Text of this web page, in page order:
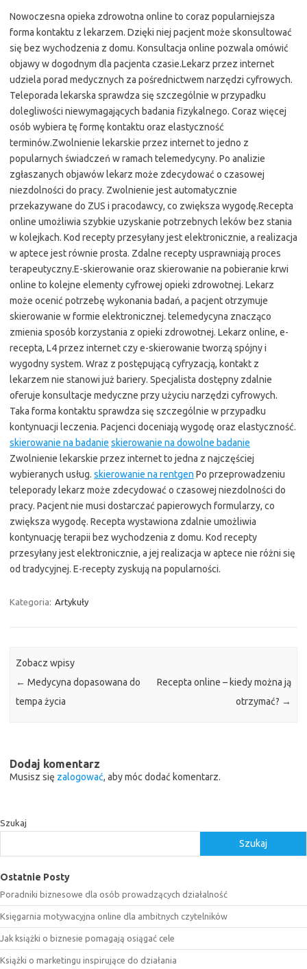
Nowoczesna opieka zdrowotna online to coraz popularniejsza
forma kontaktu z lekarzem. Dzięki niej pacjent może skonsultować
się bez wychodzenia z domu. Konsultacja online pozwala omówić
objawy w dogodnym dla pacjenta czasie.Lekarz przez internet
udziela porad medycznych za pośrednictwem narzędzi cyfrowych.
Teleporada lekarska sprawdza się szczególnie w przypadku
dolegliwości niewymagających badania fizykalnego. Coraz więcej
osób wybiera tę formę kontaktu oraz elastyczność
terminów.Zwolnienie lekarskie przez internet to jedno z
popularnych świadczeń w ramach telemedycyny. Po analizie
zgłaszanych objawów lekarz może zdecydować o czasowej
niezdolności do pracy. Zwolnienie jest automatycznie
przekazywane do ZUS i pracodawcy, co zwiększa wygodę.Recepta
online umożliwia szybkie uzyskanie potrzebnych leków bez stania
w kolejkach. Kod recepty przesyłany jest elektronicznie, a realizacja
w aptece jest równie prosta. Zdalne recepty usprawniają proces
terapeutyczny.E-skierowanie oraz skierowanie na pobieranie krwi
online to kolejne elementy cyfrowej opieki zdrowotnej. Lekarz
może ocenić potrzebę wykonania badań, a pacjent otrzymuje
skierowanie w formie elektronicznej. telemedycyna znacząco
zmienia sposób korzystania z opieki zdrowotnej. Lekarz online, e-
recepta, L4 przez internet czy e-skierowanie tworzą spójny i
wygodny system. Wraz z postępującą cyfryzacją, kontakt z
lekarzem nie stanowi już bariery. Specjalista dostępny zdalnie
oferuje konsultacje medyczne przy użyciu narzędzi cyfrowych.
Taka forma kontaktu sprawdza się szczególnie w przypadku
kontynuacji leczenia. Pacjenci doceniają wygodę oraz elastyczność.
skierowanie na badanie skierowanie na dowolne badanie
Zwolnienie lekarskie przez internet to jedna z najczęściej
wybieranych usług. skierowanie na rentgen Po przeprowadzeniu
teleporady lekarz może zdecydować o czasowej niezdolności do
pracy. Pacjent nie musi dostarczać papierowych formularzy, co
zwiększa wygodę. Recepta wystawiona zdalnie umożliwia
kontynuację terapii bez wychodzenia z domu. Kod recepty
przesyłany jest elektronicznie, a jej realizacja w aptece nie różni się
od tradycyjnej. E-recepty zyskują na popularności.
Kategoria: Artykuły
Zobacz wpisy
← Medycyna dopasowana do
tempa życia
Recepta online – kiedy można ją
otrzymać? →
Dodaj komentarz
Musisz się zalogować, aby móc dodać komentarz.
Szukaj
Szukaj
Ostatnie Posty
Poradniki biznesowe dla osób prowadzących działalność
Księgarnia motywacyjna online dla ambitnych czytelników
Jak książki o biznesie pomagają osiągać cele
Książki o marketingu inspirujące do działania